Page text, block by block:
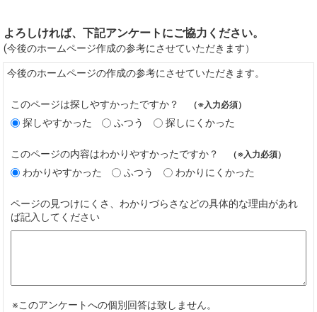
よろしければ、下記アンケートにご協力ください。
(今後のホームページ作成の参考にさせていただきます）
今後のホームページの作成の参考にさせていただきます。
このページは探しやすかったですか？ （※入力必須）
探しやすかった ふつう 探しにくかった
このページの内容はわかりやすかったですか？ （※入力必須）
わかりやすかった ふつう わかりにくかった
ページの見つけにくさ、わかりづらさなどの具体的な理由があれ
ば記入してください
※このアンケートへの個別回答は致しません。